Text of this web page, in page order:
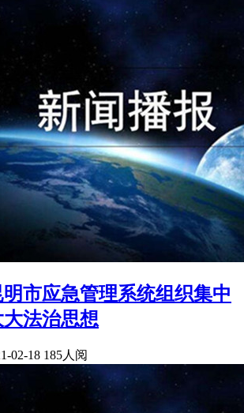
市应急管理系统组织集中
法治思想
02-18 185人阅